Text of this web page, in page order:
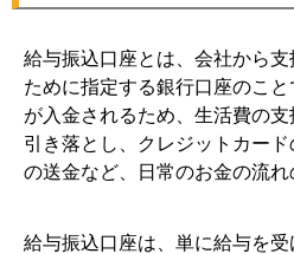
派）
7-3. 複数口座の使い分け戦略
8. 給与振込口座におすすめの考
8-1. コストを抑えたい人の選
8-2. 管理を効率化したい人の
9. まとめ
給与振込口座とは、会社から
ために指定する銀行口座のこ
が入金されるため、生活費の
引き落とし、クレジットカー
の送金など、日常のお金の流れ
給与振込口座は、単に給与を